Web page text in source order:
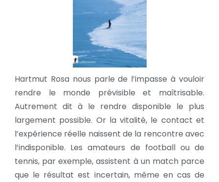
Hartmut Rosa nous parle de l’impasse à vouloir
rendre le monde prévisible et maîtrisable.
Autrement dit à le rendre disponible le plus
largement possible. Or la vitalité, le contact et
l’expérience réelle naissent de la rencontre avec
l’indisponible. Les amateurs de football ou de
tennis, par exemple, assistent à un match parce
que le résultat est incertain, même en cas de